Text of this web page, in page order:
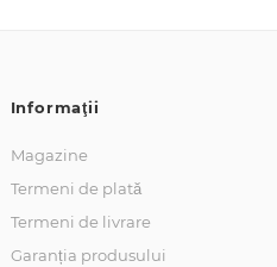
Informaţii
Magazine
Termeni de plată
Termeni de livrare
Garanția produsului